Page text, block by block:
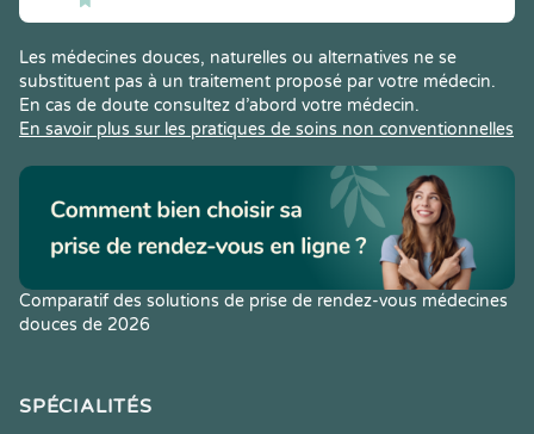
Les médecines douces, naturelles ou alternatives ne se
substituent pas à un traitement proposé par votre médecin.
En cas de doute consultez d’abord votre médecin.
En savoir plus sur les pratiques de soins non conventionnelles
Comparatif des solutions de prise de rendez-vous médecines
douces de 2026
SPÉCIALITÉS